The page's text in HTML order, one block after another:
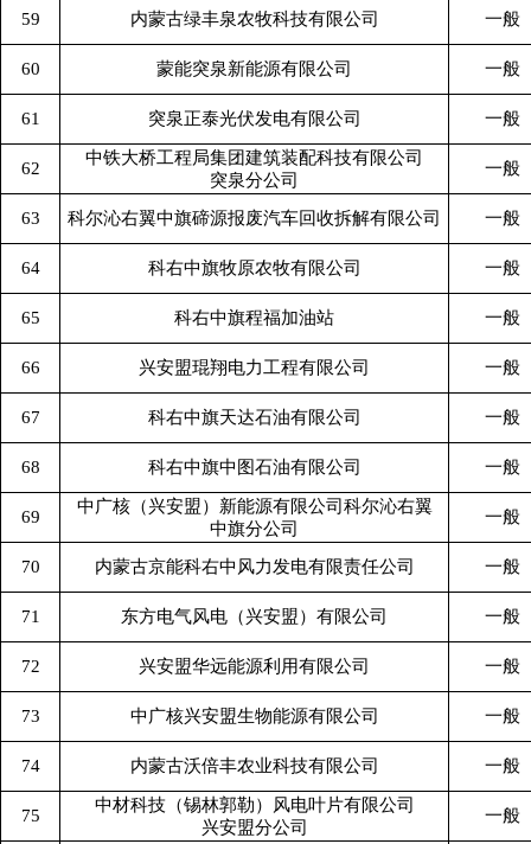
59 内蒙古绿丰泉农牧科技有限公司 一般
60 蒙能突泉新能源有限公司 一般
61 突泉正泰光伏发电有限公司 一般
62
中铁大桥工程局集团建筑装配科技有限公司
突泉分公司
一般
63 科尔沁右翼中旗碲源报废汽车回收拆解有限公司 一般
64 科右中旗牧原农牧有限公司 一般
65 科右中旗程福加油站 一般
66 兴安盟琨翔电力工程有限公司 一般
67 科右中旗天达石油有限公司 一般
68 科右中旗中图石油有限公司 一般
69
中广核（兴安盟）新能源有限公司科尔沁右翼
中旗分公司
一般
70 内蒙古京能科右中风力发电有限责任公司 一般
71 东方电气风电（兴安盟）有限公司 一般
72 兴安盟华远能源利用有限公司 一般
73 中广核兴安盟生物能源有限公司 一般
74 内蒙古沃倍丰农业科技有限公司 一般
75
中材科技（锡林郭勒）风电叶片有限公司
兴安盟分公司
一般